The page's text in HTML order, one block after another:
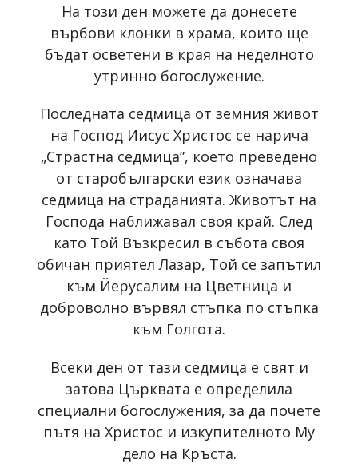
На този ден можете да донесете
върбови клонки в храма, които ще
бъдат осветени в края на неделното
утринно богослужение.
Последната седмица от земния живот
на Господ Иисус Христос се нарича
„Страстна седмица”, което преведено
от старобългарски език означава
седмица на страданията. Животът на
Господа наближавал своя край. След
като Той Възкресил в събота своя
обичан приятел Лазар, Той се запътил
към Йерусалим на Цветница и
доброволно вървял стъпка по стъпка
към Голгота.
Всеки ден от тази седмица е свят и
затова Църквата е определила
специални богослужения, за да почете
пътя на Христос и изкупителното Му
дело на Кръста.